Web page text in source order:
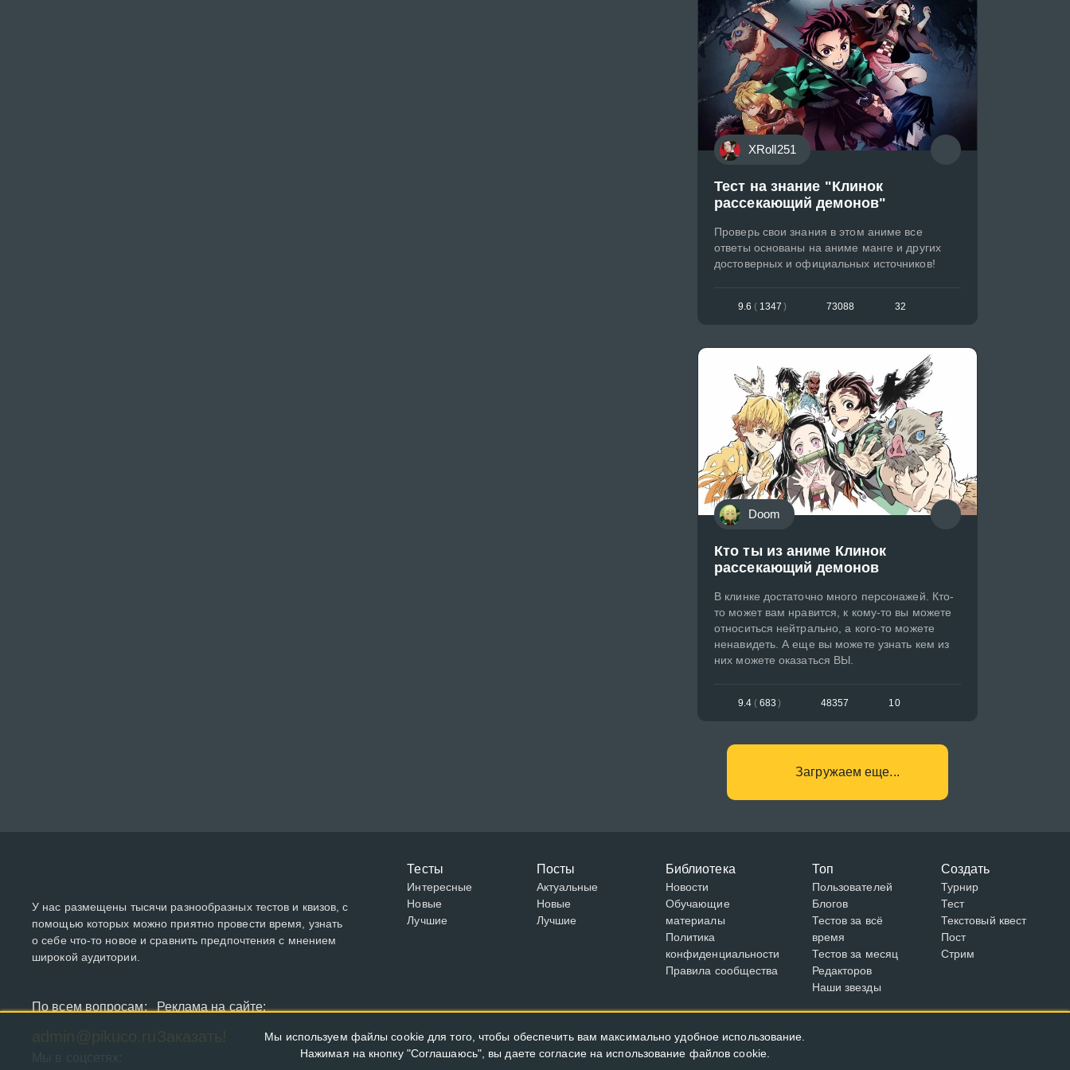
XRoll251
Тест на знание "Клинок
рассекающий демонов"
Проверь свои знания в этом аниме все
ответы основаны на аниме манге и других
достоверных и официальных источников!
9.6 ( 1347 ) 73088 32
Doom
Кто ты из аниме Клинок
рассекающий демонов
В клинке достаточно много персонажей. Кто-
то может вам нравится, к кому-то вы можете
относиться нейтрально, а кого-то можете
ненавидеть. А еще вы можете узнать кем из
них можете оказаться ВЫ.
9.4 ( 683 ) 48357 10
Загружаем еще...
У нас размещены тысячи разнообразных тестов и квизов, с
помощью которых можно приятно провести время, узнать
о себе что-то новое и сравнить предпочтения с мнением
широкой аудитории.
По всем вопросам: Реклама на сайте:
Тесты
Интересные
Новые
Лучшие
Посты
Актуальные
Новые
Лучшие
Библиотека
Новости
Обучающие
материалы
Политика
конфиденциальности
Правила сообщества
Топ
Пользователей
Блогов
Тестов за всё
время
Тестов за месяц
Редакторов
Наши звезды
Создать
Турнир
Тест
Текстовый квест
Пост
Стрим
Мы используем файлы cookie для того, чтобы обеспечить вам максимально удобное использование.
Нажимая на кнопку "Соглашаюсь", вы даете согласие на использование файлов cookie.